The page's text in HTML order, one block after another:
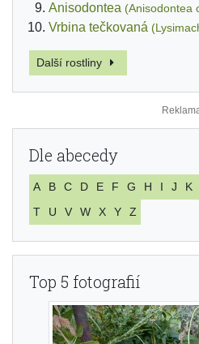
Anisodontea (Anisodontea
Vrbina tečkovaná
Další rostliny
Dle abecedy
A B C D E F G H I J K
T
U V W X Y Z
Top 5 fotografií